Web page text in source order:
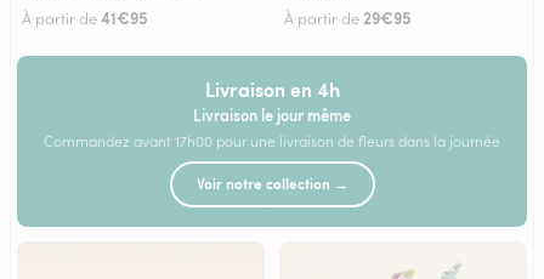
À partir de41€95 À partir de 29€95
Livraison en 4h
Livraison le jour même
Commandez avant 17h00 pour une livraison de fleurs dans la journée
Voir notre collection →